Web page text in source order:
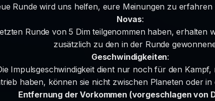
Runde wird uns helfen, eure Meinungen zu
Novas:
Runde von 5 Dim teilgenommen haben, erhalten
zusätzlich zu den in der Runde
Geschwindigkeiten:
Impulsgeschwindigkeit dient nur noch für den Kampf,
haben, können sie nicht zwischen Planeten oder
Entfernung der Vorkommen (vorgeschlagen von